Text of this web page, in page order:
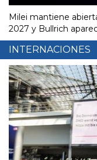
Milei mantiene
2027 y Bullrich
INTERNACIONES